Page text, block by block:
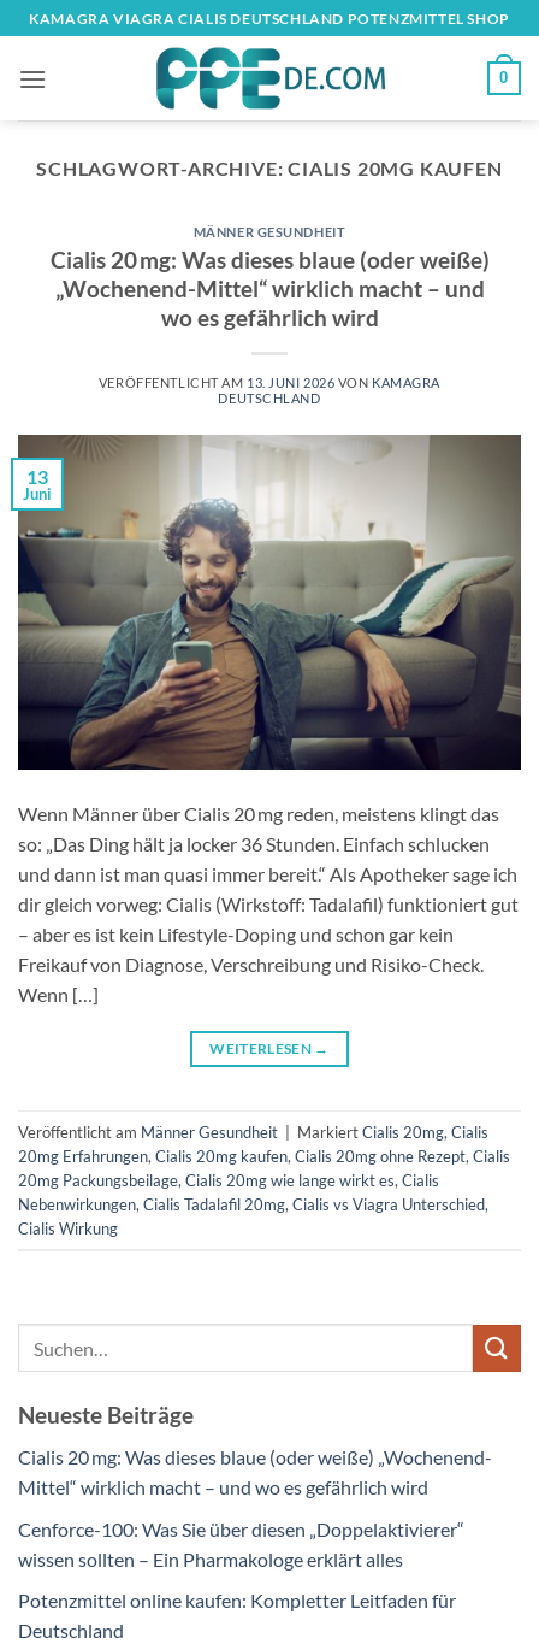
Zum
Inhalt
springen
KAMAGRA VIAGRA​ CIALIS DEUTSCHLAND POTENZMITTEL SHOP​
0
SCHLAGWORT-ARCHIVE:CIALIS 20MG KAUFEN
MÄNNER GESUNDHEIT
Cialis 20 mg: Was dieses blaue (oder weiße)
„Wochenend-Mittel“ wirklich macht – und
wo es gefährlich wird
VERÖFFENTLICHT AM 13. JUNI 2026 VON KAMAGRA
DEUTSCHLAND
13
Juni
Wenn Männer über Cialis 20 mg​ reden, meistens klingt das
so: „Das Ding hält ja locker 36 Stunden. Einfach schlucken
und dann ist man quasi immer bereit.“ Als Apotheker sage ich
dir gleich vorweg: Cialis (Wirkstoff: Tadalafil) funktioniert gut
– aber es ist kein Lifestyle-Doping und schon gar kein
Freikauf von Diagnose, Verschreibung und Risiko-Check.​
Wenn […]
WEITERLESEN →
Veröffentlicht am Männer Gesundheit MarkiertCialis 20mg, Cialis
20mg Erfahrungen, Cialis 20mg kaufen, Cialis 20mg ohne Rezept, Cialis
20mg Packungsbeilage, Cialis 20mg wie lange wirkt es, Cialis
Nebenwirkungen, Cialis Tadalafil 20mg, Cialis vs Viagra Unterschied,
Cialis Wirkung
Neueste Beiträge
Cialis 20 mg: Was dieses blaue (oder weiße) „Wochenend-
Mittel“ wirklich macht – und wo es gefährlich wird
Cenforce-100: Was Sie über diesen „Doppelaktivierer“
wissen sollten – Ein Pharmakologe erklärt alles
Potenzmittel online kaufen: Kompletter Leitfaden für
Deutschland